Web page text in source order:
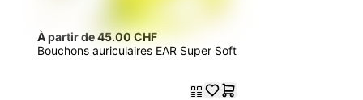
À partir de 45.00 CHF
Bouchons auriculaires EAR Super Soft